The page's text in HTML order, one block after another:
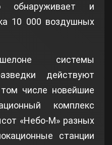
обнаруживает и
10 000 воздушных
системы
действуют
числе новейшие
комплекс
«Небо-М» разных
станции